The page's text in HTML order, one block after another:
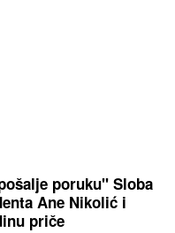
poruku" Sloba
Ane Nikolić i
priče